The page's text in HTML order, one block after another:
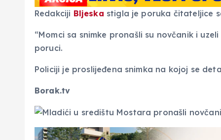
Redakciji Bljeska stigla je poruka čitateljice
“Momci sa snimke pronašli su novčanik i
poruci.
Policiji je proslijeđena snimka na kojoj se
Borak.tv